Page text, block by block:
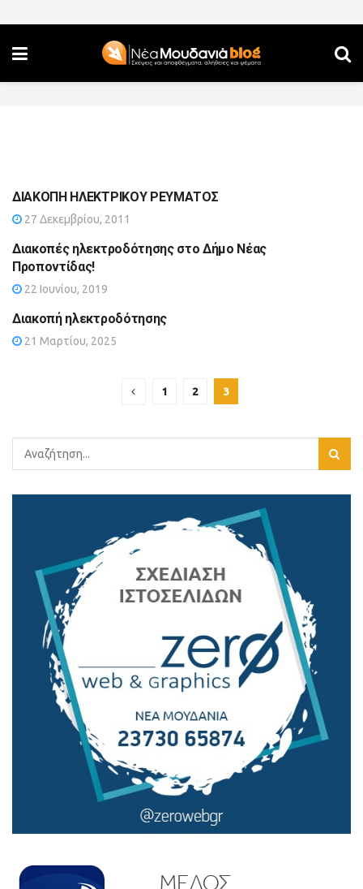
ΔΙΑΚΟΠΗ ΗΛΕΚΤΡΙΚΟΥ ΡΕΥΜΑΤΟΣ
27 Δεκεμβρίου, 2011
Διακοπές ηλεκτροδότησης στο Δήμο Νέας
Προποντίδας!
22 Ιουνίου, 2019
Διακοπή ηλεκτροδότησης
21 Μαρτίου, 2025
1 2 3